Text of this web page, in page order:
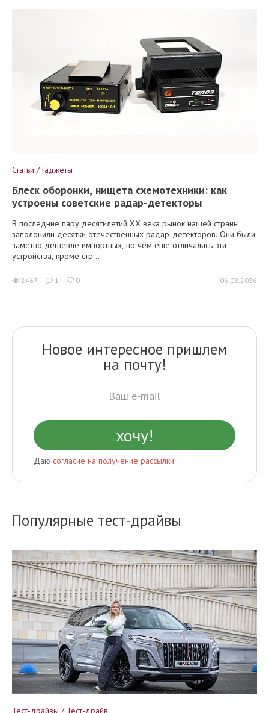
Статьи / Гаджеты
Блеск оборонки, нищета схемотехники: как
устроены советские радар-детекторы
В последние пару десятилетий XX века рынок нашей страны
заполонили десятки отечественных радар-детекторов. Они были
заметно дешевле импортных, но чем еще отличались эти
устройства, кроме стр...
2467 1 0 06.08.2026
Новое интересное пришлем
на почту!
Даю согласие на получение рассылки
Популярные тест-драйвы
Тест-драйвы / Тест-драйв